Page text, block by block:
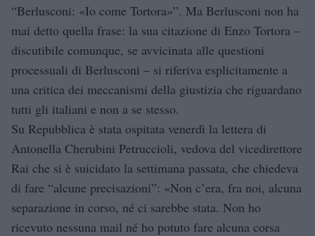
“Berlusconi: «Io come Tortora»”. Ma Berlusconi non ha
mai detto quella frase: la sua citazione di Enzo Tortora –
discutibile comunque, se avvicinata alle questioni
processuali di Berlusconi – si riferiva esplicitamente a
una critica dei meccanismi della giustizia che riguardano
tutti gli italiani e non a se stesso.
Su Repubblica è stata ospitata venerdì la lettera di
Antonella Cherubini Petruccioli, vedova del vicedirettore
Rai che si è suicidato la settimana passata, che chiedeva
di fare “alcune precisazioni”: «Non c’era, fra noi, alcuna
separazione in corso, né ci sarebbe stata. Non ho
ricevuto nessuna mail né ho potuto fare alcuna corsa